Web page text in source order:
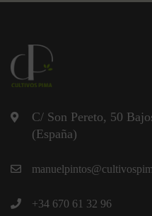
C/ Son Pereto, 50
(España)
+34 670 61 32 96